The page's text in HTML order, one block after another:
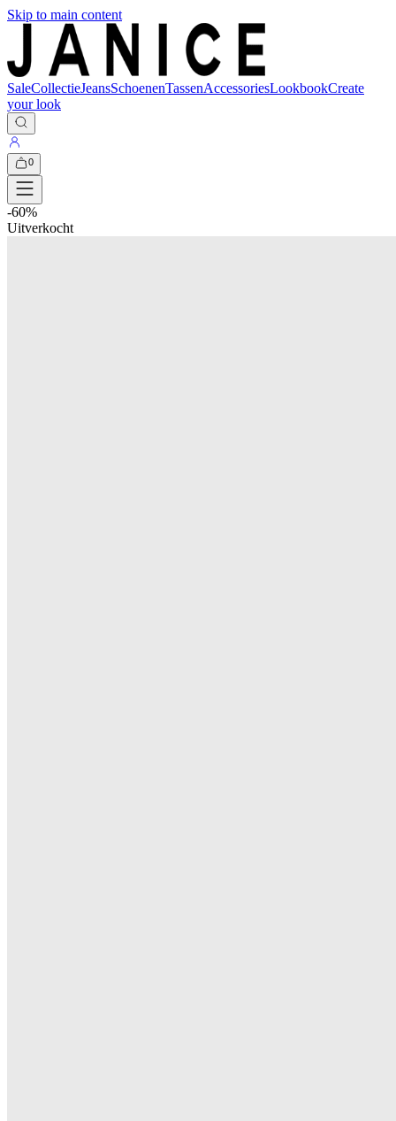
Skip to main content
SaleCollectieJeansSchoenenTassenAccessoriesLookbookCreate
your look
0
-60%
Uitverkocht